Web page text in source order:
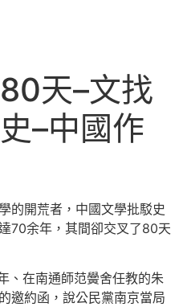
天–文找
–中國作
的開荒者，中國文學批駁史
70余年，其間卻交叉了80天
、在南通師范黌舍任教的朱
邀約函，說公民黨南京當局